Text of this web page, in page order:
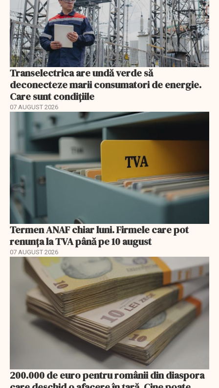
Transelectrica are undă verde să
deconecteze marii consumatori de energie.
Care sunt condițiile
07 AUGUST 2026
Termen ANAF chiar luni. Firmele care pot
renunța la TVA până pe 10 august
07 AUGUST 2026
200.000 de euro pentru românii din diaspora